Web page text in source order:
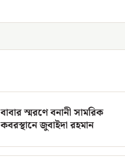
বাবার স্মরণে বনানী সামরিক
কবরস্থানে জুবাইদা রহমান